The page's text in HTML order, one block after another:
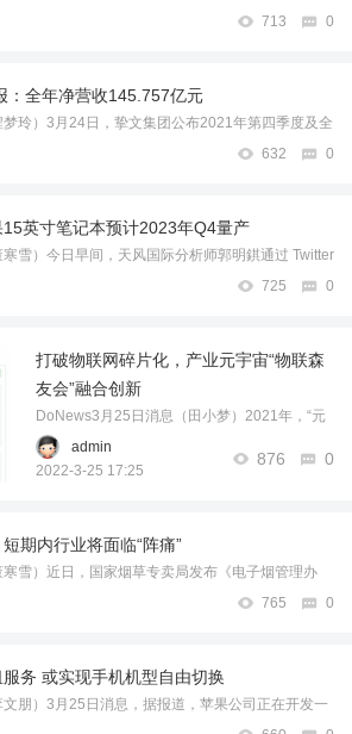
资本独家投资。 据介绍，目前E-Bike在美国市场
713 0
：全年净营收145.757亿元
玲）3月24日，挚文集团公布2021年第四季度及全
报显示，2021年第四季度挚文集团净营收达36.742
632 0
英寸笔记本预计2023年Q4量产
雪）今日早间，天风国际分析师郭明錤通过 Twitter
的 15 英寸 MacBook 可能不会被称为“ MacBook Air
725 0
打破物联网碎片化，产业元宇宙“物联森
友会”融合创新
DoNews3月25日消息（田小梦）2021年，“元
宇宙”无疑是最火的概念。从概念到应用场景雏
形的显现，从科技幻想到产业风口，元宇宙不
……
admin
2022-3-25 17:25
876 0
期内行业将面临“阵痛”
雪）近日，国家烟草专卖局发布《电子烟管理办
确“禁止销售除烟草口味外的调味电子烟和可自行
765 0
务 或实现手机机型自由切换
朋）3月25日消息，据报道，苹果公司正在开发一
为iPhone和其他硬件产品设备所有权类似于每月